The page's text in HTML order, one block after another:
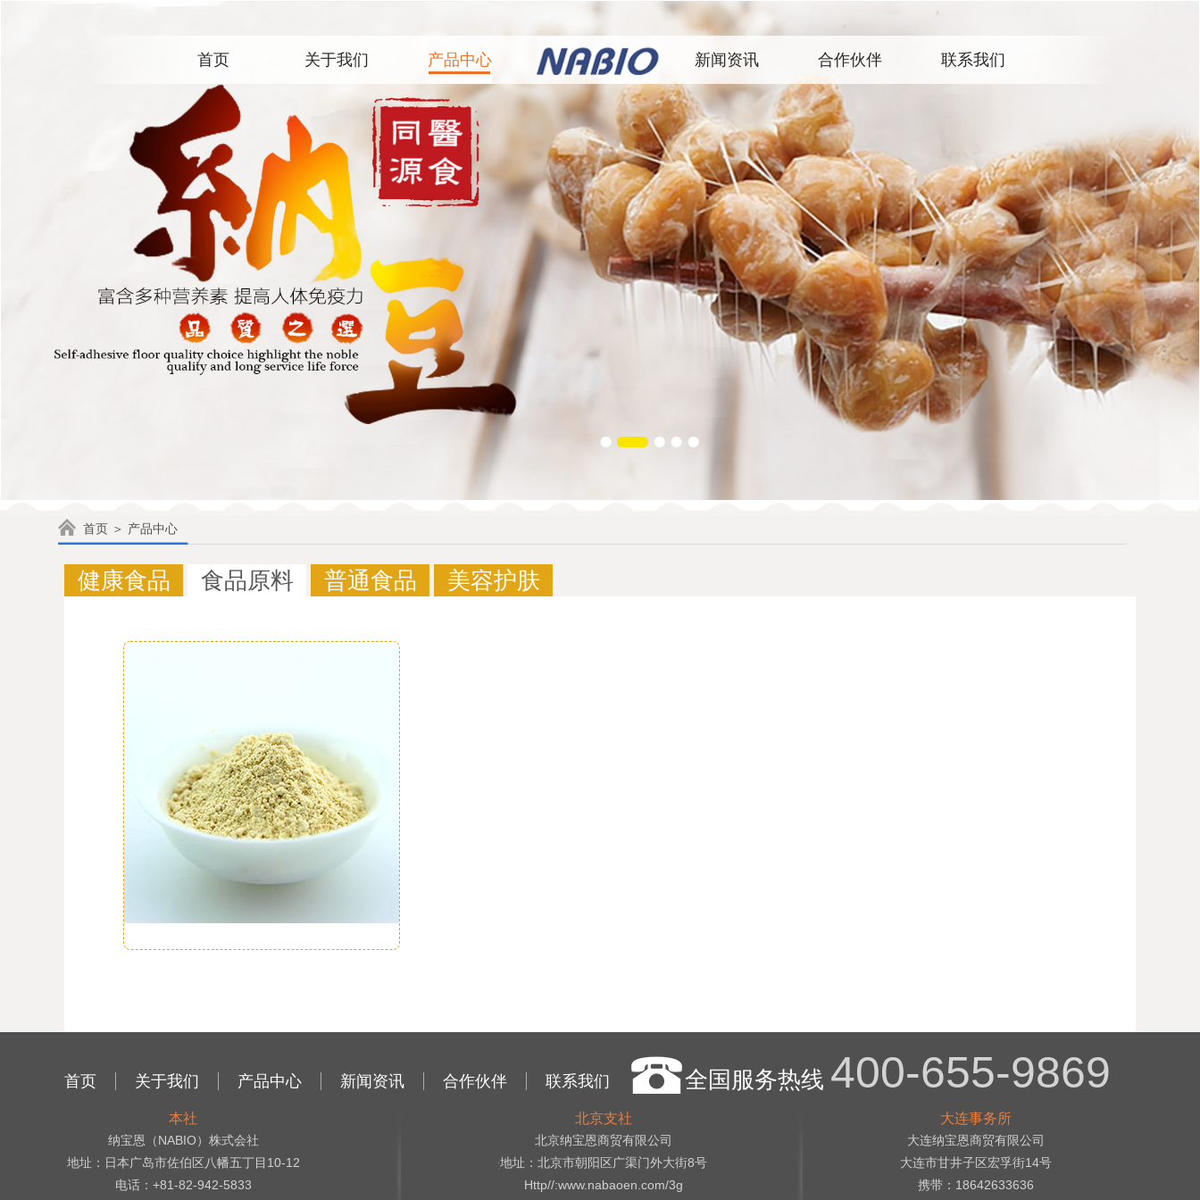
首页 关于我们 产品中心 新闻资讯 合作伙伴 联系我们
首页 ＞ 产品中心
健康食品 食品原料 普通食品 美容护肤
首页 关于我们 产品中心 新闻资讯 合作伙伴 联系我们 全国服务热线 400-655-9869
本社
纳宝恩（NABIO）株式会社
地址：日本广岛市佐伯区八幡五丁目10-12
电话：+81-82-942-5833
北京支社
北京纳宝恩商贸有限公司
地址：北京市朝阳区广渠门外大街8号
Http//:www.nabaoen.com/3g
大连事务所
大连纳宝恩商贸有限公司
大连市甘井子区宏孚街14号
携带：18642633636